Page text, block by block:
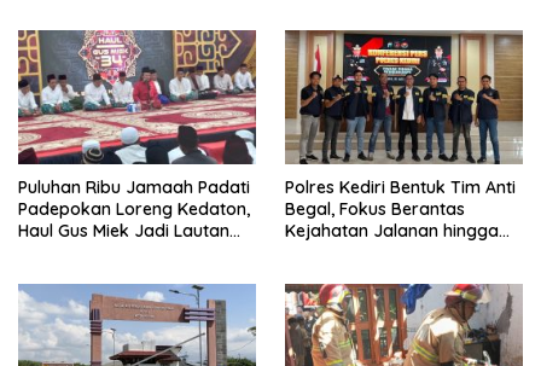
Puluhan Ribu Jamaah Padati
Padepokan Loreng Kedaton,
Haul Gus Miek Jadi Lautan
Polres Kediri Bentuk Tim Anti
Begal, Fokus Berantas
Kejahatan Jalanan hingga